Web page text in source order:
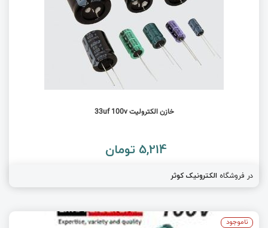
خازن الکترولیت 33uf 100v
5,214 تومان
در فروشگاه الکترونیک کوثر
ناموجود